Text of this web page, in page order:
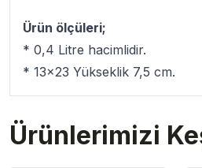
Ürün ölçüleri;
* 0,4 Litre hacimlidir.
* 13x23 Yükseklik 7,5 cm.
Ürünlerimizi